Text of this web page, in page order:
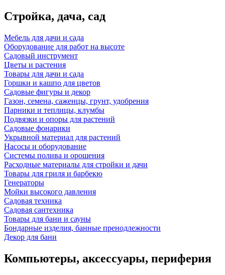
Стройка, дача, сад
Мебель для дачи и сада
Оборудование для работ на высоте
Садовый инструмент
Цветы и растения
Товары для дачи и сада
Горшки и кашпо для цветов
Садовые фигуры и декор
Газон, семена, саженцы, грунт, удобрения
Парники и теплицы, клумбы
Подвязки и опоры для растений
Садовые фонарики
Укрывной материал для растений
Насосы и оборудование
Системы полива и орошения
Расходные материалы для стройки и дачи
Товары для гриля и барбекю
Генераторы
Мойки высокого давления
Садовая техника
Садовая сантехника
Товары для бани и сауны
Бондарные изделия, банные пренодлежности
Декор для бани
Компьютеры, аксессуары, периферия